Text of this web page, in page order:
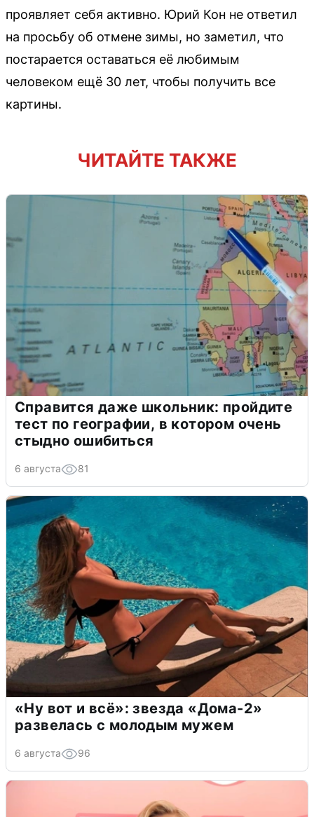
проявляет себя активно. Юрий Кон не ответил
на просьбу об отмене зимы, но заметил, что
постарается оставаться её любимым
человеком ещё 30 лет, чтобы получить все
картины.
ЧИТАЙТЕ ТАКЖЕ
Справится даже школьник: пройдите
тест по географии, в котором очень
стыдно ошибиться
6 августа 81
«Ну вот и всё»: звезда «Дома-2»
развелась с молодым мужем
6 августа 96